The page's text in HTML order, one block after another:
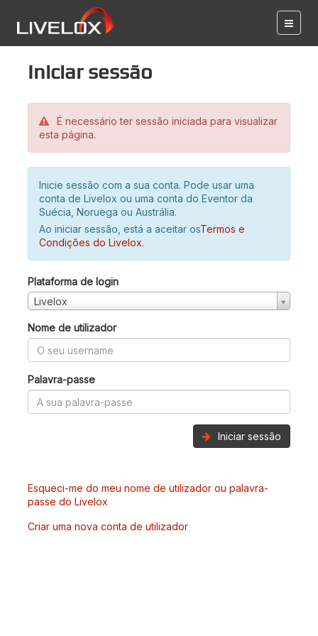
Iniciar sessão
É necessário ter sessão iniciada para visualizar
esta página.
Inicie sessão com a sua conta. Pode usar uma
conta de Livelox ou uma conta do Eventor da
Suécia, Noruega ou Austrália.
Ao iniciar sessão, está a aceitar osTermos e
Condições do Livelox.
Plataforma de login
Livelox
Nome de utilizador
Palavra-passe
Iniciar sessão
Esqueci-me do meu nome de utilizador ou palavra-
passe do Livelox
Criar uma nova conta de utilizador